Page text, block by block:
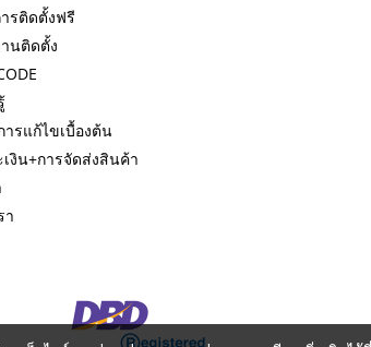
รติดตั้งฟรี
นติดตั้ง
ารแก้ไขเบื้องต้น
งิน+การจัดส่งสินค้า
า